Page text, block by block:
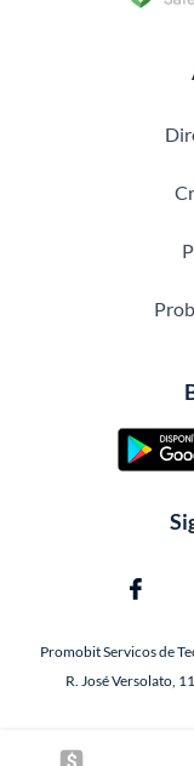
Promobit Servicos de
R. José Versolato,